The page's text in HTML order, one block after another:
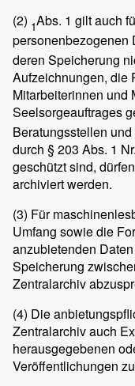
(2) 1Abs. 1 gilt auch
personenbezogenen
deren Speicherung
Aufzeichnungen, die
Mitarbeiterinnen und
Seelsorgeauftrages
Beratungsstellen
durch § 203 Abs. 1
geschützt sind,
archiviert werden.
(3) Für
Umfang sowie die
anzubietenden
Speicherung
Zentralarchiv
(4) Die
Zentralarchiv auch
herausgegebenen
Veröffentlichungen